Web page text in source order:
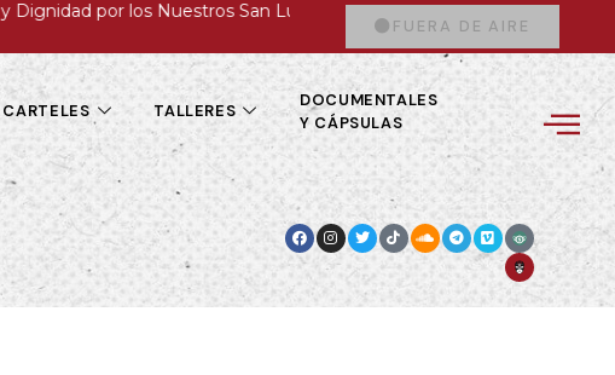
por los Nuestros San Luis Potosí. Radio Hasta Encontrarles:
FUERA DE AIRE
CARTELES TALLERES
DOCUMENTALES
Y CÁPSULAS